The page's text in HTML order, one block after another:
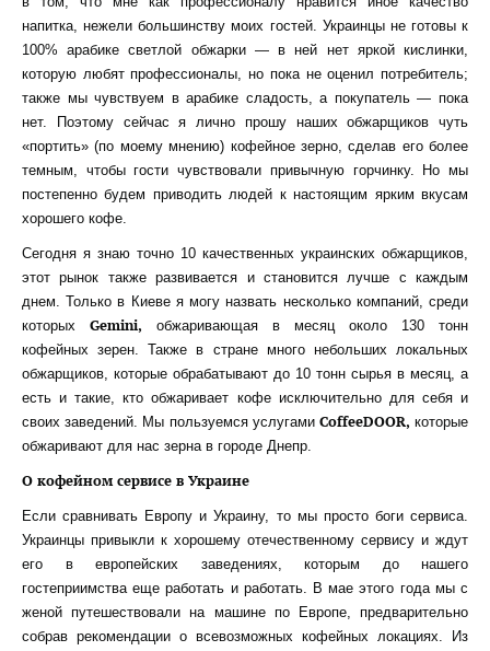
напитка, нежели большинству моих гостей. Украинцы не готовы к
100% арабике светлой обжарки — в ней нет яркой кислинки,
которую любят профессионалы, но пока не оценил потребитель;
также мы чувствуем в арабике сладость, а покупатель — пока
нет. Поэтому сейчас я лично прошу наших обжарщиков чуть
«портить» (по моему мнению) кофейное зерно, сделав его более
темным, чтобы гости чувствовали привычную горчинку. Но мы
постепенно будем приводить людей к настоящим ярким вкусам
хорошего кофе.
Сегодня я знаю точно 10 качественных украинских обжарщиков,
этот рынок также развивается и становится лучше с каждым
днем. Только в Киеве я могу назвать несколько компаний, среди
которых Gemini, обжаривающая в месяц около 130 тонн
кофейных зерен. Также в стране много небольших локальных
обжарщиков, которые обрабатывают до 10 тонн сырья в месяц, а
есть и такие, кто обжаривает кофе исключительно для себя и
своих заведений. Мы пользуемся услугами CoffeeDOOR, которые
обжаривают для нас зерна в городе Днепр.
О кофейном сервисе в Украине
Если сравнивать Европу и Украину, то мы просто боги сервиса.
Украинцы привыкли к хорошему отечественному сервису и ждут
его в европейских заведениях, которым до нашего
гостеприимства еще работать и работать. В мае этого года мы с
женой путешествовали на машине по Европе, предварительно
собрав рекомендации о всевозможных кофейных локациях. Из